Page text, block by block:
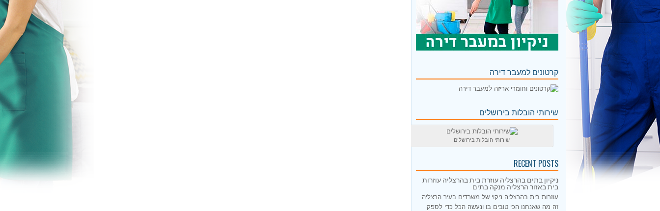
קרטונים למעבר דירה
שירותי הובלות בירושלים
שירותי הובלות בירושלים
RECENT POSTS
ניקיון בתים בהרצליה עוזרת בית בהרצליה עוזרות
בית באזור הרצליה מנקה בתים
עוזרות בית בהרצליה ניקוי של משרדים בעיר הרצליה
זה מה שאנחנו הכי טובים בו ונעשה הכל כדי לספק